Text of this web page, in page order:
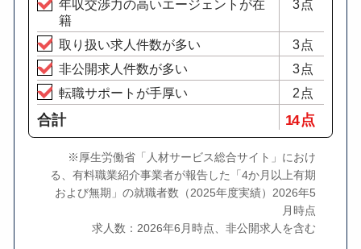
年収交渉力の高いエージェントが在
籍
3点
取り扱い求人件数が多い
3点
非公開求人件数が多い
3点
転職サポートが手厚い
2点
合計 14 点
※厚生労働省「人材サービス総合サイト」におけ
る、有料職業紹介事業者が報告した「4か月以上有期
および無期」の就職者数（2025年度実績）2026年5
月時点
求人数：2026年6月時点、非公開求人を含む